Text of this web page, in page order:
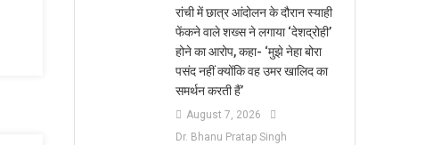
रांची में छात्र आंदोलन के दौरान स्याही
फेंकने वाले शख्स ने लगाया ‘देशद्रोही’
होने का आरोप, कहा- ‘मुझे नेहा बोरा
पसंद नहीं क्योंकि वह उमर खालिद का
समर्थन करती हैं’
August 7, 2026
Dr. Bhanu Pratap Singh